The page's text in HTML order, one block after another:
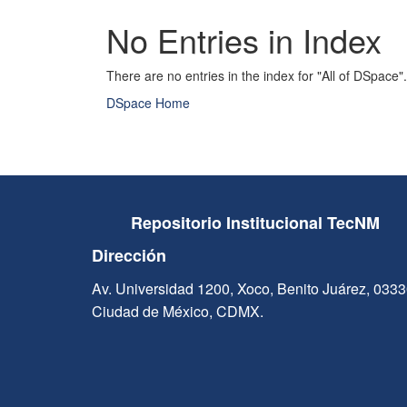
No Entries in Index
There are no entries in the index for "All of DSpace".
DSpace Home
Repositorio Institucional TecNM
Dirección
Av. Universidad 1200, Xoco, Benito Juárez,
Ciudad de México, CDMX.